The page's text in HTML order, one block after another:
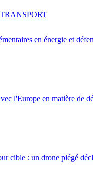
en énergie et
l'Europe en matière de
cible : un drone piégé